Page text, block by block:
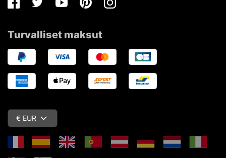
FacebookTwitterYoutubePinterestInstagram
Turvalliset maksut
€ EUR